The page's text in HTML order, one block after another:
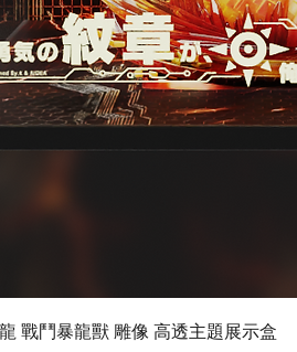
快速瀏覽
戰鬥暴龍獸 雕像 高透主題展示盒